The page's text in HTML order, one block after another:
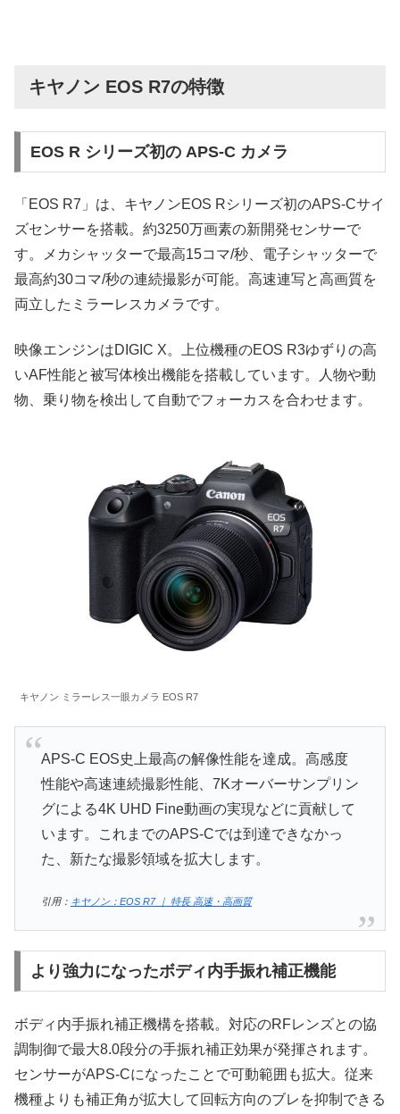
キヤノン EOS R7の特徴
EOS R シリーズ初の APS-C カメラ
「EOS R7」は、キヤノンEOS Rシリーズ初のAPS-Cサイ
ズセンサーを搭載。約3250万画素の新開発センサーで
す。メカシャッターで最高15コマ/秒、電子シャッターで
最高約30コマ/秒の連続撮影が可能。高速連写と高画質を
両立したミラーレスカメラです。
映像エンジンはDIGIC X。上位機種のEOS R3ゆずりの高
いAF性能と被写体検出機能を搭載しています。人物や動
物、乗り物を検出して自動でフォーカスを合わせます。
キヤノン ミラーレス一眼カメラ EOS R7
APS-C EOS史上最高の解像性能を達成。高感度
性能や高速連続撮影性能、7Kオーバーサンプリン
グによる4K UHD Fine動画の実現などに貢献して
います。これまでのAPS-Cでは到達できなかっ
た、新たな撮影領域を拡大します。
引用： キヤノン：EOS R7 ｜ 特長 高速・高画質
より強力になったボディ内手振れ補正機能
ボディ内手振れ補正機構を搭載。対応のRFレンズとの協
調制御で最大8.0段分の手振れ補正効果が発揮されます。
センサーがAPS-Cになったことで可動範囲も拡大。従来
機種よりも補正角が拡大して回転方向のブレを抑制できる